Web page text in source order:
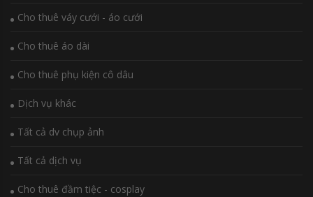
Cho thuê váy cưới - áo cưới
Cho thuê áo dài
Cho thuê phụ kiện cô dâu
Dịch vụ khác
Tất cả dv chụp ảnh
Tất cả dịch vụ
Cho thuê đầm tiệc - cosplay